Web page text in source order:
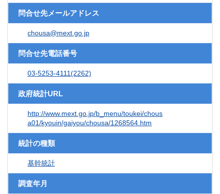
問合せ先メールアドレス
chousa@mext.go.jp
問合せ先電話番号
03-5253-4111(2262)
政府統計URL
http://www.mext.go.jp/b_menu/toukei/chous
a01/kyouin/gaiyou/chousa/1268564.htm
統計の種類
基幹統計
調査年月